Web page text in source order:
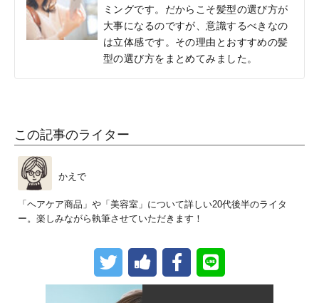
ミングです。だからこそ髪型の選び方が
大事になるのですが、意識するべきなの
は立体感です。その理由とおすすめの髪
型の選び方をまとめてみました。
この記事のライター
かえで
「ヘアケア商品」や「美容室」について詳しい20代後半のライタ
ー。楽しみながら執筆させていただきます！